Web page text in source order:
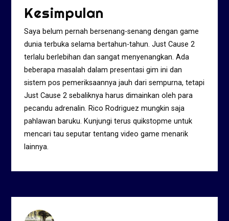
Kesimpulan
Saya belum pernah bersenang-senang dengan game
dunia terbuka selama bertahun-tahun. Just Cause 2
terlalu berlebihan dan sangat menyenangkan. Ada
beberapa masalah dalam presentasi gim ini dan
sistem pos pemeriksaannya jauh dari sempurna, tetapi
Just Cause 2 sebaliknya harus dimainkan oleh para
pecandu adrenalin. Rico Rodriguez mungkin saja
pahlawan baruku. Kunjungi terus quikstopme untuk
mencari tau seputar tentang video game menarik
lainnya.